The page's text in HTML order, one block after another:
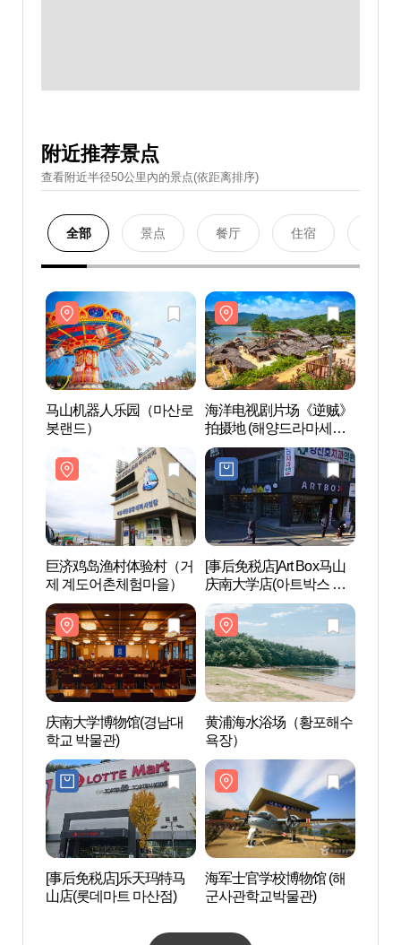
附近推荐景点
查看附近半径50公里內的景点(依距离排序)
全部 景点 餐厅 住宿
马山机器人乐园（마산로
봇랜드）
海洋电视剧片场《逆贼》
拍摄地 (해양드라마세트
장 ('역적'촬영지 해양드라
마세트장))
巨济鸡岛渔村体验村（거
제 계도어촌체험마을）
[事后免税店]Art Box马山
庆南大学店(아트박스 마
산경남대점)
庆南大学博物馆(경남대
학교 박물관)
黄浦海水浴场（황포해수
욕장）
[事后免税店]乐天玛特马
山店(롯데마트 마산점)
海军士官学校博物馆 (해
군사관학교박물관)